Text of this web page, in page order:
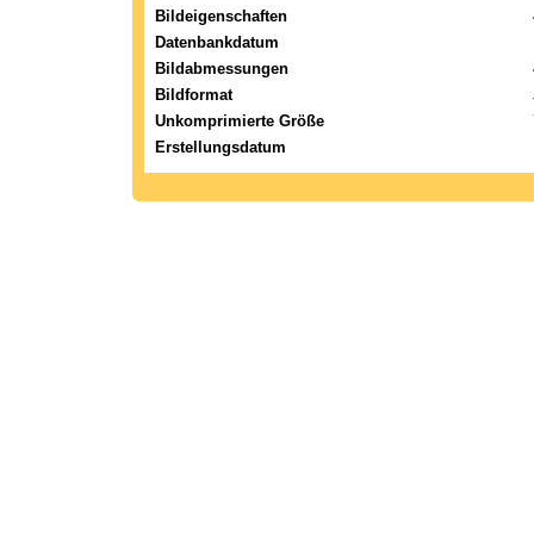
Bildeigenschaften
Datenbankdatum
Bildabmessungen
Bildformat
Unkomprimierte Größe
Erstellungsdatum